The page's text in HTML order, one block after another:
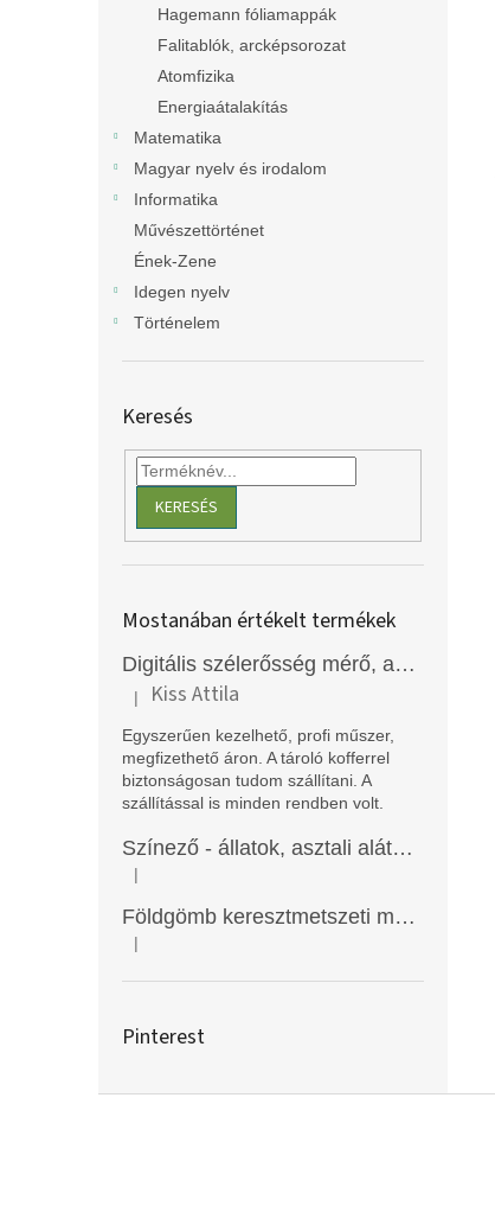
Hagemann fóliamappák
Falitablók, arcképsorozat
Atomfizika
Energiaátalakítás
Matematika
Magyar nyelv és irodalom
Informatika
Művészettörténet
Ének-Zene
Idegen nyelv
Történelem
Keresés
KERESÉS
Mostanában értékelt termékek
Digitális szélerősség mérő, anemométer, EM2250
A termék értékelése 5-ből 5 csillag.
| Kiss Attila
Egyszerűen kezelhető, profi műszer,
megfizethető áron. A tároló kofferrel
biztonságosan tudom szállítani. A
szállítással is minden rendben volt.
Színező - állatok, asztali alátét, Funny Mat
A termék értékelése 5-ből 5 csillag.
|
Földgömb keresztmetszeti modell
A termék értékelése 5-ből 5 csillag.
|
Pinterest